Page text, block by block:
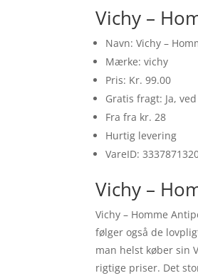
Vichy –
Navn: Vichy –
Mærke: vichy
Pris: Kr. 99.00
Gratis fragt: Ja,
Fra fra kr. 28
Hurtig levering
VareID:
Vichy –
Vichy – Homme
følger også de
man helst køber sin
rigtige priser. Det